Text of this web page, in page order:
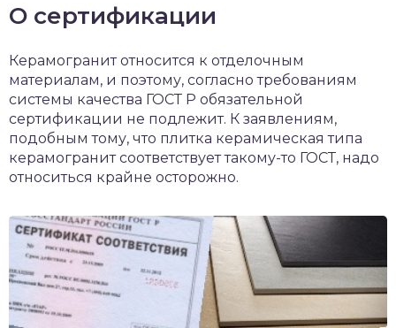
О сертификации
Керамогранит относится к отделочным
материалам, и поэтому, согласно требованиям
системы качества ГОСТ Р обязательной
сертификации не подлежит. К заявлениям,
подобным тому, что плитка керамическая типа
керамогранит соответствует такому-то ГОСТ, надо
относиться крайне осторожно.